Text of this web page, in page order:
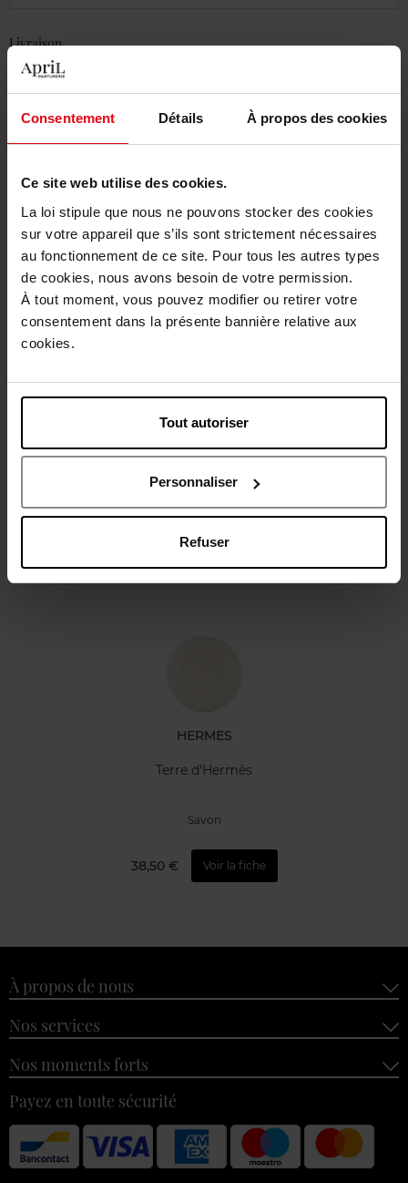
Consentement Détails À propos des cookies
Ce site web utilise des cookies.
La loi stipule que nous ne pouvons stocker des cookies
sur votre appareil que s’ils sont strictement nécessaires
au fonctionnement de ce site. Pour tous les autres types
de cookies, nous avons besoin de votre permission.
À tout moment, vous pouvez modifier ou retirer votre
consentement dans la présente bannière relative aux
cookies.
Tout autoriser
Personnaliser
Refuser
Livraison
En stock
Retour gratuit dans votre magasin
Description
Caractéristiques
Politique relative aux avis des clients
Oublié quelque chose ?
HERMES
Terre d'Hermès
Savon
38,50 € Voir la fiche
À propos de nous
Nos services
Nos moments forts
Payez en toute sécurité